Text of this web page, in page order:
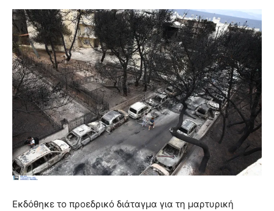
Εκδόθηκε το προεδρικό διάταγμα για τη μαρτυρική